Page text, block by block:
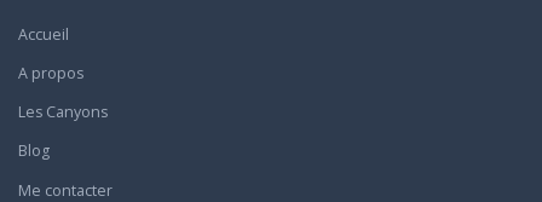
Accueil
A propos
Les Canyons
Blog
Me contacter